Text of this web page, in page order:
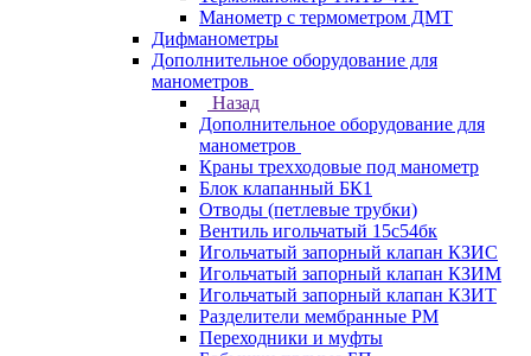
Манометр с термометром ДМТ
Дифманометры
Дополнительное оборудование для
манометров
Назад
Дополнительное оборудование для
манометров
Краны трехходовые под манометр
Блок клапанный БК1
Отводы (петлевые трубки)
Вентиль игольчатый 15с54бк
Игольчатый запорный клапан КЗИС
Игольчатый запорный клапан КЗИМ
Игольчатый запорный клапан КЗИТ
Разделители мембранные РМ
Переходники и муфты